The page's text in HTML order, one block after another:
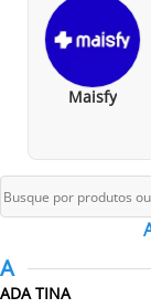
Maisfy
Todos os parceiros
A
ADA TINA